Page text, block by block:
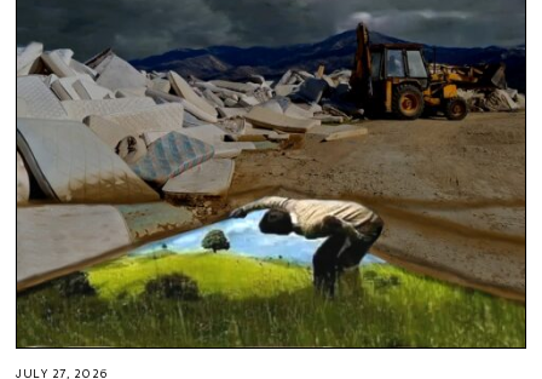
JULY 27, 2026